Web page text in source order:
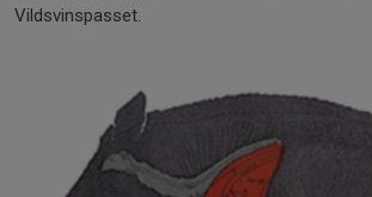
Vildsvinspasset.